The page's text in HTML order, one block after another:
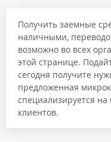
Получить заемные
наличными,
возможно во всех
этой странице.
сегодня получите
предложенная
специализируется
клиентов.